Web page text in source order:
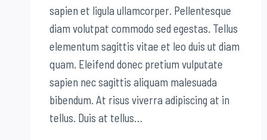
sapien et ligula ullamcorper. Pellentesque
diam volutpat commodo sed egestas. Tellus
elementum sagittis vitae et leo duis ut diam
quam. Eleifend donec pretium vulputate
sapien nec sagittis aliquam malesuada
bibendum. At risus viverra adipiscing at in
tellus. Duis at tellus…